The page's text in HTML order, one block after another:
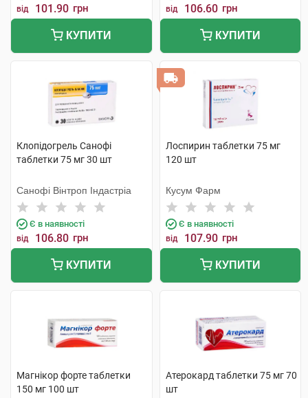
від 101.90 грн
КУПИТИ
від 106.60 грн
КУПИТИ
Клопідогрель Санофі
таблетки 75 мг 30 шт
Санофі Вінтроп Індастріа
Є в наявності
від 106.80 грн
КУПИТИ
Лоспирин таблетки 75 мг
120 шт
Кусум Фарм
Є в наявності
від 107.90 грн
КУПИТИ
Магнікор форте таблетки
150 мг 100 шт
Атерокард таблетки 75 мг 70
шт